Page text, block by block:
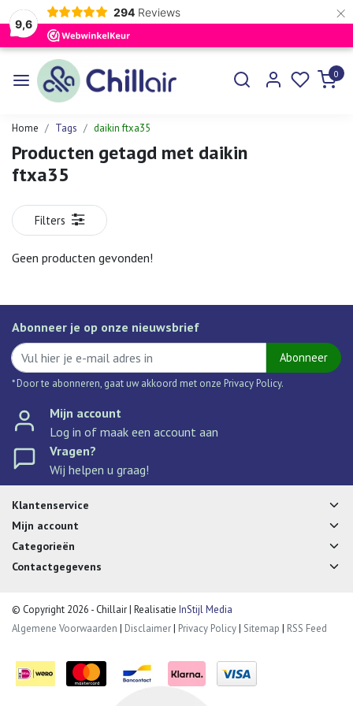
9,6
294 Reviews ×
0
Home Tags daikin ftxa35
Producten getagd met daikin
ftxa35
Filters
Geen producten gevonden!
Abonneer je op onze nieuwsbrief
Abonneer
* Door te abonneren, gaat uw akkoord met onze Privacy Policy.
Mijn account
Log in of maak een account aan
Vragen?
Wij helpen u graag!
Klantenservice
Mijn account
Categorieën
Contactgegevens
© Copyright 2026 - Chillair | Realisatie InStijl Media
Algemene Voorwaarden | Disclaimer| Privacy Policy| Sitemap | RSS Feed